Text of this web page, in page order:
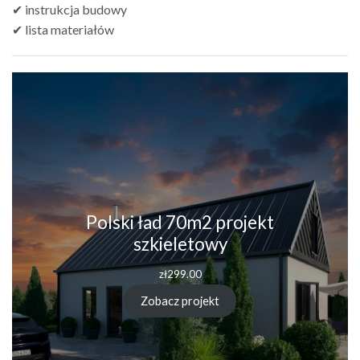
✔ instrukcja budowy
✔ lista materiałów
Polski ład 70m2 projekt
szkieletowy
zł299.00
Zobacz projekt